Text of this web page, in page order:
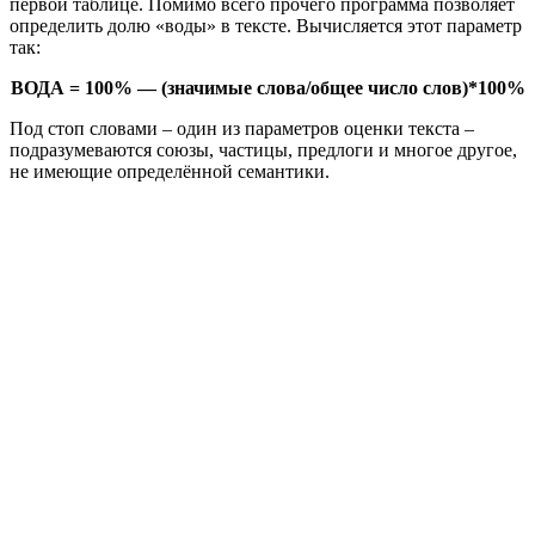
первой таблице. Помимо всего прочего программа позволяет
определить долю «воды» в тексте. Вычисляется этот параметр
так:
ВОДА = 100% — (значимые слова/общее число слов)*100%
Под стоп словами – один из параметров оценки текста –
подразумеваются союзы, частицы, предлоги и многое другое,
не имеющие определённой семантики.